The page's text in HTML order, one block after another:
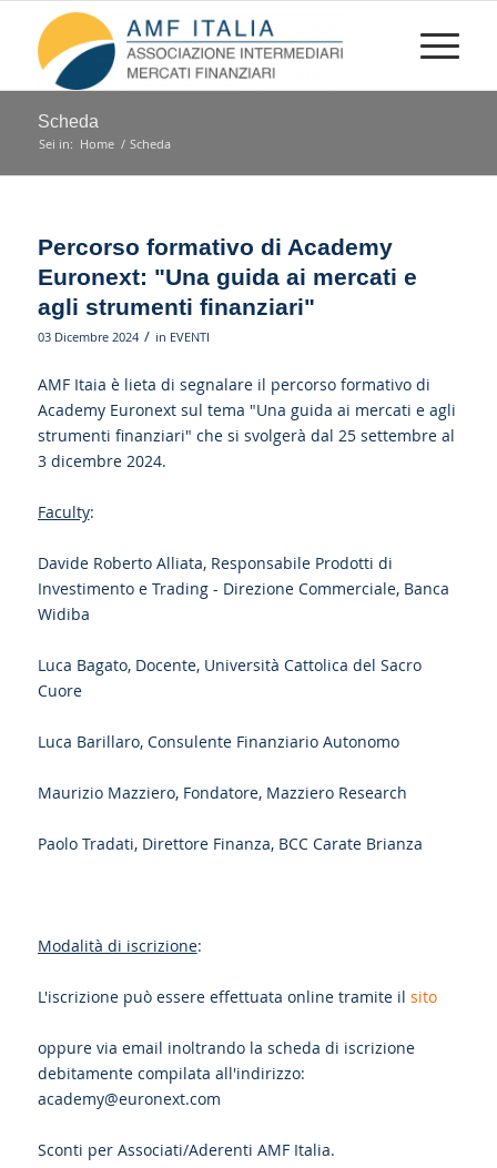
Scheda
Sei in: Home / Scheda
Percorso formativo di Academy
Euronext: "Una guida ai mercati e
agli strumenti finanziari"
03 Dicembre 2024 / in EVENTI
AMF Itaia è lieta di segnalare il percorso formativo di
Academy Euronext sul tema "Una guida ai mercati e agli
strumenti finanziari" che si svolgerà dal 25 settembre al
3 dicembre 2024.
Faculty:
Davide Roberto Alliata, Responsabile Prodotti di
Investimento e Trading - Direzione Commerciale, Banca
Widiba
Luca Bagato, Docente, Università Cattolica del Sacro
Cuore
Luca Barillaro, Consulente Finanziario Autonomo
Maurizio Mazziero, Fondatore, Mazziero Research
Paolo Tradati, Direttore Finanza, BCC Carate Brianza
Modalità di iscrizione:
L'iscrizione può essere effettuata online tramite il sito
oppure via email inoltrando la scheda di iscrizione
debitamente compilata all'indirizzo:
academy@euronext.com
Sconti per Associati/Aderenti AMF Italia.